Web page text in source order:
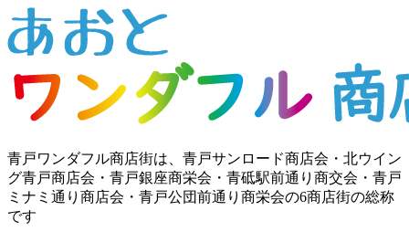
青戸ワンダフル商店街は、青戸サンロード商店会・北ウイン
グ青戸商店会・青戸銀座商栄会・青砥駅前通り商交会・青戸
ミナミ通り商店会・青戸公団前通り商栄会の6商店街の総称
です